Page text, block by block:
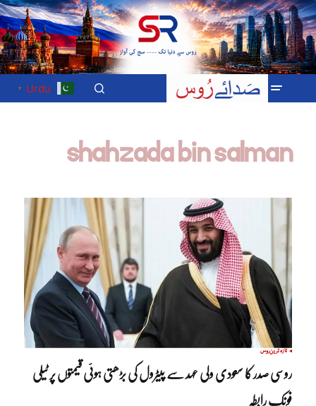
Urdu
▼
shahzada bin salman
تازہ ترینروس
روسی صدر کا سعودی ولی عہد سے پیٹرول کی بڑھتی ہوئی قیمتوں پر ٹیلی